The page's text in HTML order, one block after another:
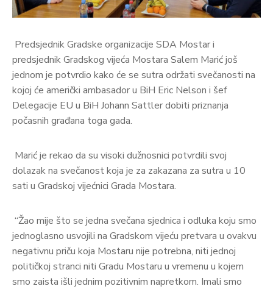
Predsjednik Gradske organizacije SDA Mostar i
predsjednik Gradskog vijeća Mostara Salem Marić još
jednom je potvrdio kako će se sutra održati svečanosti na
kojoj će američki ambasador u BiH Eric Nelson i šef
Delegacije EU u BiH Johann Sattler dobiti priznanja
počasnih građana toga gada.
Marić je rekao da su visoki dužnosnici potvrdili svoj
dolazak na svečanost koja je za zakazana za sutra u 10
sati u Gradskoj vijećnici Grada Mostara.
“Žao mije što se jedna svečana sjednica i odluka koju smo
jednoglasno usvojili na Gradskom vijeću pretvara u ovakvu
negativnu priču koja Mostaru nije potrebna, niti jednoj
političkoj stranci niti Gradu Mostaru u vremenu u kojem
smo zaista išli jednim pozitivnim napretkom. Imali smo